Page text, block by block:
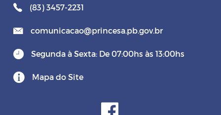
(83) 3457-2231
comunicacao@princesa.pb.gov.br
Segunda à Sexta: De 07:00hs às 13:00hs
Mapa do Site